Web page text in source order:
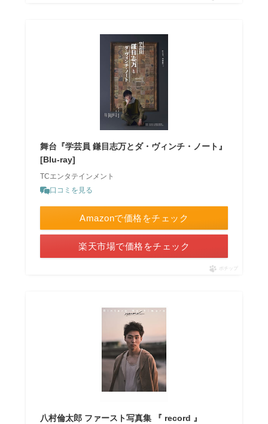
舞台『学芸員 鎌目志万とダ・ヴィンチ・ノート』
[Blu-ray]
TCエンタテインメント
口コミを見る
Amazonで価格をチェック
楽天市場で価格をチェック
ポチップ
八村倫太郎 ファースト写真集 『 record 』